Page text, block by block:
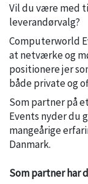
Vil du være med
leverandørvalg?
Computerworld
at netværke og
positionere jer
både private og
Som partner på
Events nyder du
mangeårige
Danmark.
Som partner har